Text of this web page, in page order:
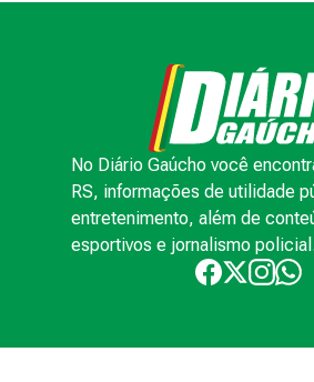
No Diário Gaúcho você
RS, informações de utilidade
entretenimento, além de
esportivos e jornalismo policial.